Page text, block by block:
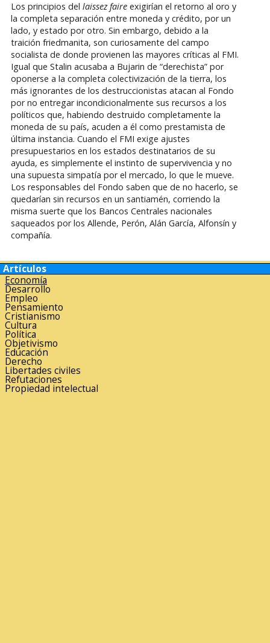
Los principios del laissez faireexigirían el retorno al oro y
la completa separación entre moneda y crédito, por un
lado, y estado por otro. Sin embargo, debido a la
traición friedmanita, son curiosamente del campo
socialista de donde provienen las mayores críticas al FMI.
Igual que Stalin acusaba a Bujarin de “derechista” por
oponerse a la completa colectivización de la tierra, los
más ignorantes de los destruccionistas atacan al Fondo
por no entregar incondicionalmente sus recursos a los
políticos que, habiendo destruido completamente la
moneda de su país, acuden a él como prestamista de
última instancia. Cuando el FMI exige ajustes
presupuestarios en los estados destinatarios de su
ayuda, es simplemente el instinto de supervivencia y no
una supuesta simpatía por el mercado, lo que le mueve.
Los responsables del Fondo saben que de no hacerlo, se
quedarían sin recursos en un santiamén, corriendo la
misma suerte que los Bancos Centrales nacionales
saqueados por los Allende, Perón, Alán García, Alfonsín y
compañía.
Artículos
Economía
Desarrollo
Empleo
Pensamiento
Cristianismo
Cultura
Política
Objetivismo
Educación
Derecho
Libertades civiles
Refutaciones
Propiedad intelectual